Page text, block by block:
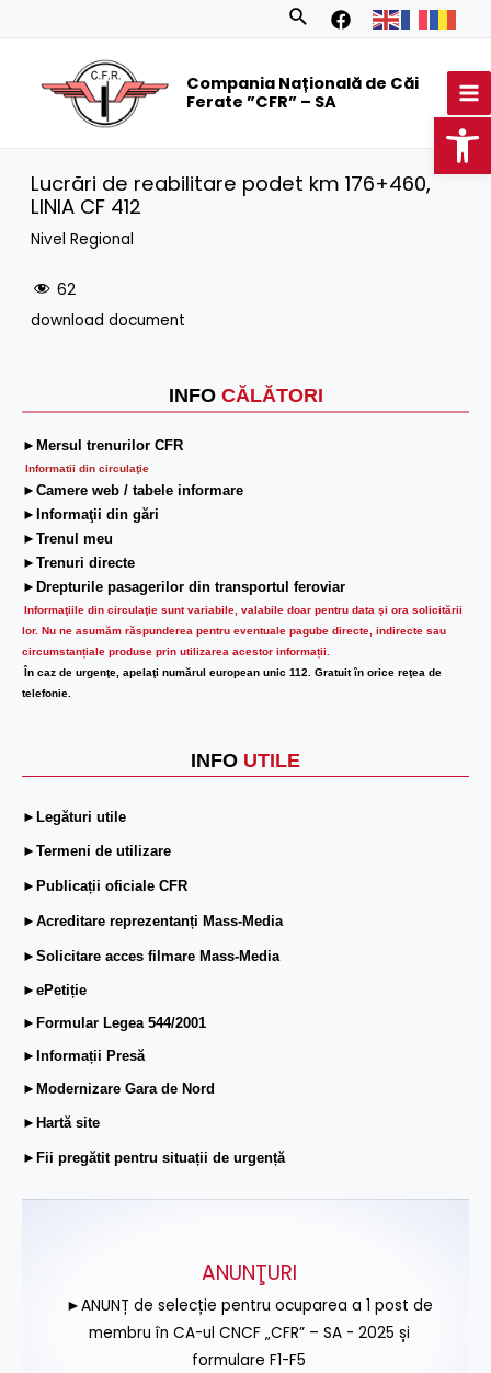
Search
Compania Națională de Căi
Ferate ”CFR” – SA
INFO CĂLĂTORI
►Mersul trenurilor CFR
Informatii din circulaţie
►Camere web / tabele informare
►Informaţii din gări
►Trenul meu
►Trenuri directe
►Drepturile pasagerilor din transportul feroviar
Informaţiile din circulaţie sunt variabile, valabile doar pentru data şi ora solicitării
lor. Nu ne asumăm răspunderea pentru eventuale pagube directe, indirecte sau
circumstanțiale produse prin utilizarea acestor informații.
În caz de urgenţe, apelaţi numărul european unic 112. Gratuit în orice reţea de
telefonie.
INFO UTILE
►Legături utile
►Termeni de utilizare
►Publicații oficiale CFR
►Acreditare reprezentanți Mass-Media
►Solicitare acces filmare Mass-Media
►ePetiție
►Formular Legea 544/2001
►Informații Presă
►Modernizare Gara de Nord
►Hartă site
►Fii pregătit pentru situații de urgență
Lucrări de reabilitare podet km 176+460,
LINIA CF 412
Nivel Regional
62
download document
ANUNŢURI
►ANUNȚ de selecție pentru ocuparea a 1 post de
membru în CA-ul CNCF „CFR” – SA - 2025 și
formulare F1-F5